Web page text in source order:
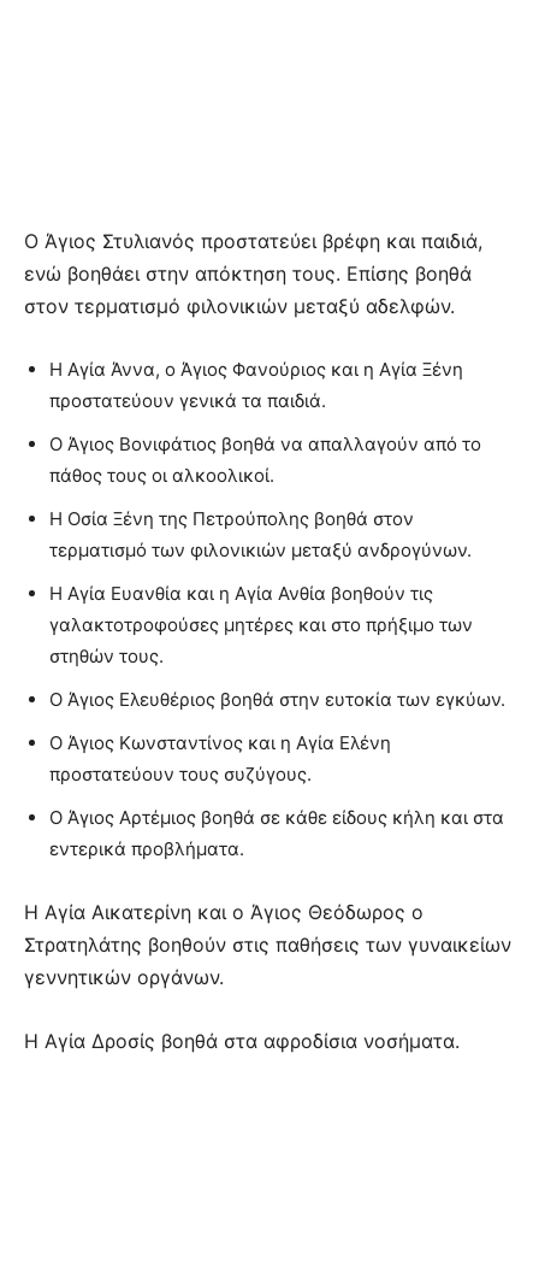
Ο Άγιος Στυλιανός προστατεύει βρέφη και παιδιά,
ενώ βοηθάει στην απόκτηση τους. Επίσης βοηθά
στον τερματισμό φιλονικιών μεταξύ αδελφών.
Η Αγία Άννα, ο Άγιος Φανούριος και η Αγία Ξένη
προστατεύουν γενικά τα παιδιά.
Ο Άγιος Βονιφάτιος βοηθά να απαλλαγούν από το
πάθος τους οι αλκοολικοί.
Η Οσία Ξένη της Πετρούπολης βοηθά στον
τερματισμό των φιλονικιών μεταξύ ανδρογύνων.
Η Αγία Ευανθία και η Αγία Ανθία βοηθούν τις
γαλακτοτροφούσες μητέρες και στο πρήξιμο των
στηθών τους.
Ο Άγιος Ελευθέριος βοηθά στην ευτοκία των εγκύων.
Ο Άγιος Κωνσταντίνος και η Αγία Ελένη
προστατεύουν τους συζύγους.
Ο Άγιος Αρτέμιος βοηθά σε κάθε είδους κήλη και στα
εντερικά προβλήματα.
Η Αγία Αικατερίνη και ο Άγιος Θεόδωρος ο
Στρατηλάτης βοηθούν στις παθήσεις των γυναικείων
γεννητικών οργάνων.
Η Αγία Δροσίς βοηθά στα αφροδίσια νοσήματα.